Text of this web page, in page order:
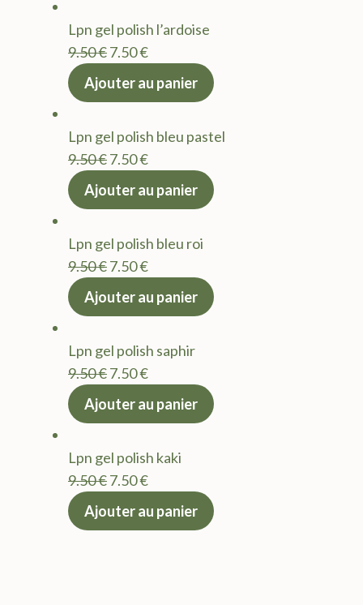
9.50 €.7.50 €.
Lpn gel polish l’ardoise
9.50€Le
prix
9.50 €.
7.50€Le
actuel
7.50 €.
Ajouter au panier
Lpn gel polish bleu pastel
9.50€Le
prix
9.50 €.
7.50€Le
actuel
7.50 €.
Ajouter au panier
Lpn gel polish bleu roi
9.50€Le
prix
9.50 €.
7.50€Le
actuel
7.50 €.
Ajouter au panier
Lpn gel polish saphir
9.50€Le
prix
9.50 €.
7.50€Le
actuel
7.50 €.
Ajouter au panier
Lpn gel polish kaki
9.50€Le
prix
7.50€Le
actuel
Ajouter au panier